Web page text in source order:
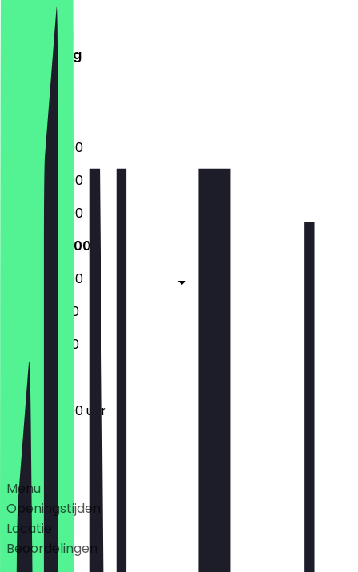
Dinsdag
Woensdag
Donderdag
Zaterdag
Zondag
12:00 - 20:00
12:00 - 20:00
12:00 - 20:00
12:00 - 20:00
12:00 - 20:00
12:00 - 19:00
12:00 - 19:00
12:00 - 20:00 uur
Deals
Menu
Openingstijden
Locatie
Beoordelingen